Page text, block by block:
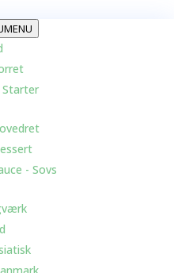
MENU
Starter
- Sovs